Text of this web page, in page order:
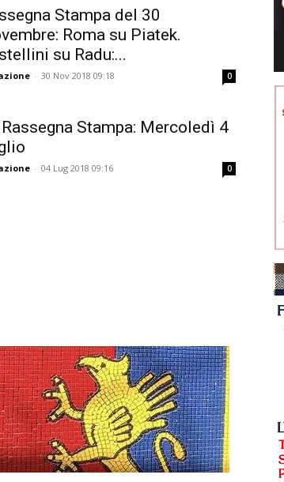
Stampa del 30
Roma su Piatek.
su Radu:...
- 30 Nov 2018 09:18 0
Stampa: Mercoledì 4
- 04 Lug 2018 09:16 0